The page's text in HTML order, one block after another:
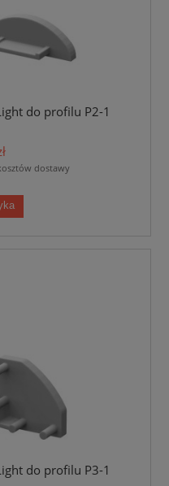
do profilu P2-1
dostawy
do profilu P3-1